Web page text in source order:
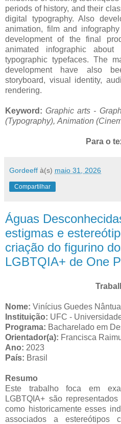
periods of history, and their
digital typography. Also
animation, film and
development of the final
animated infographic
typographic typefaces. The
development have also
storyboard, visual identity,
rendering.
Keyword:Graphic arts -
(Typography), Animation
Para o
Gordeeff à(s) maio 31, 2026
Compartilhar
Águas
estigmas e
criação do figurino
LGBTQIA+ de One
Nome: Vinícius Guedes Nântua
Instituição: UFC -
Programa: Bacharelado em
Orientador(a): Francisca
Ano: 2023
País: Brasil
Resumo
Este trabalho foca em
LGBTQIA+ são
como historicamente esses
associados a estereótipos